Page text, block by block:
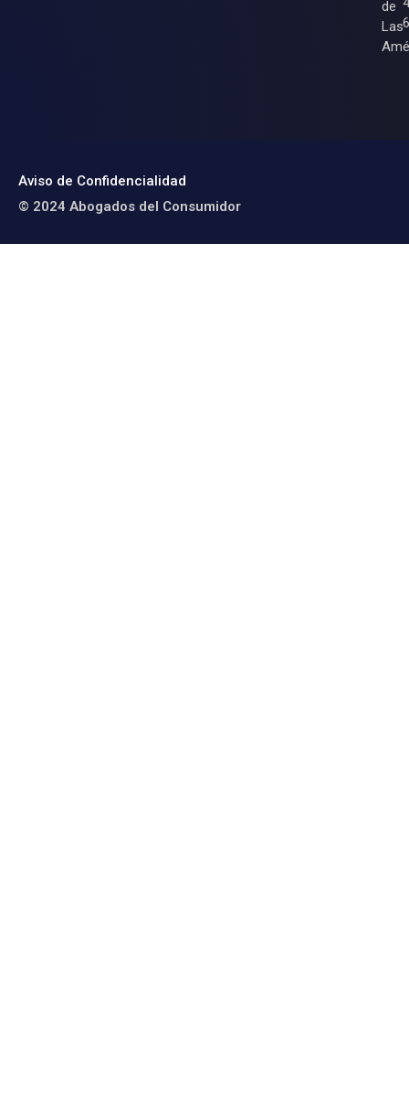
de
Las
Aviso de Confidencialidad
© 2024 Abogados del Consumidor